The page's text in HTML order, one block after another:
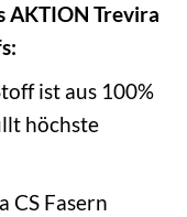
AKTION Trevira
ist aus 100%
höchste
CS Fasern